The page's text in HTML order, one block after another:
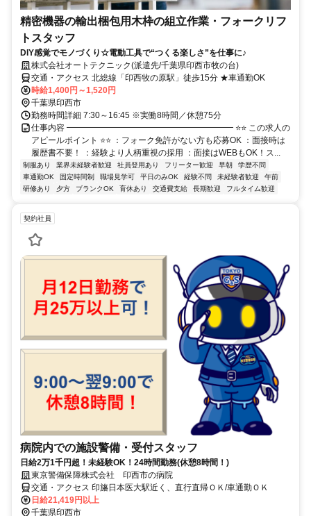
精密機器の輸出梱包用木枠の組立作業・フォークリフ
トスタッフ
DIY感覚でモノづくり☆電動工具で“つくる楽しさ”を仕事に♪
株式会社オートテクニック(派遣先/千葉県印西市牧の台)
交通・アクセス 北総線「印西牧の原駅」徒歩15分 ★車通勤OK
時給1,400円～1,520円
千葉県印西市
勤務時間詳細 7:30～16:45 ※実働8時間／休憩75分
仕事内容 ━━━━━━━━━━━━━━━━━━━━ ⭐⭐ この求人の
アピールポイント ⭐⭐ ：フォーク免許がない方も応募OK ：面接時は
履歴書不要！ ：経験より人柄重視の採用 ：面接はWEBもOK！ス...
制服あり 業界未経験者歓迎 社員登用あり フリーター歓迎 早朝
学歴不問
車通勤OK
固定時間制 職場見学可 平日のみOK 経験不問 未経験者歓迎
午前
研修あり
夕方 ブランクOK 育休あり 交通費支給 長期歓迎 フルタイム歓迎
契約社員
病院内での施設警備・受付スタッフ
日給2万1千円超！未経験OK！24時間勤務(休憩8時間！)
東京警備保障株式会社 印西市の病院
交通・アクセス 印旛日本医大駅近く、直行直帰ＯＫ/車通勤ＯＫ
日給21,419円以上
千葉県印西市